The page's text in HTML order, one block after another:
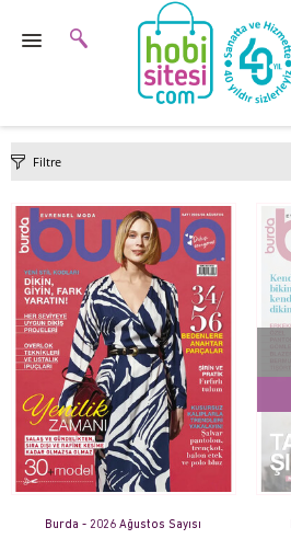
Filtre
Burda - 2026 Ağustos Sayısı